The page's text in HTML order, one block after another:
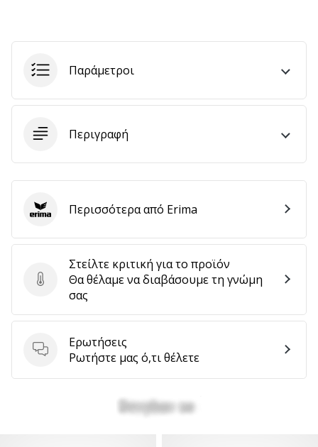
Παράμετροι
Περιγραφή
Στείλτε κριτική για το προϊόν
Στείλτε κριτική για το προϊόν
Θα θέλαμε να διαβάσουμε τη γνώμη
σας
Ερωτήσεις
Ερωτήσεις
Ρωτήστε μας ό,τι θέλετε
ErimaΠερισσότερα από Erima